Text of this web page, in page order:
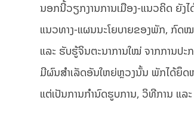
ນອກນີ້ວຽກງານການເມືອງ-ແນວຄິດ ຍັງໄ
ແນວທາງ-ແຜນນະໂຍບາຍຂອງພັກ, ກົດ
ແລະ ຮັບຮູ້ຈິນຕະນາການໃໝ່ ຈາກການປ
ມີຜົນສຳເລັດອັນໃຫຍ່ຫຼວງນັ້ນ ພັກໄດ້ຍຶ
ແຕ່ເປັນການກຳນົດຮູບການ, ວິທີການ ແລ